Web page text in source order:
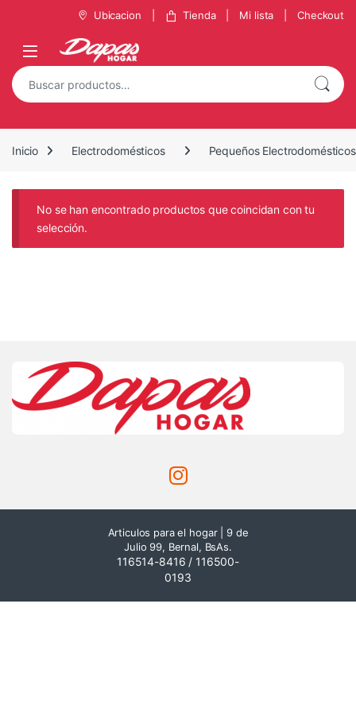
Ubicacion Tienda Mi lista Checkout
Inicio Electrodomésticos Pequeños Electrodomésticos
No se han encontrado productos que coincidan con tu
selección.
Articulos para el hogar | 9 de
Julio 99, Bernal, BsAs.
116514-8416 / 116500-
0193